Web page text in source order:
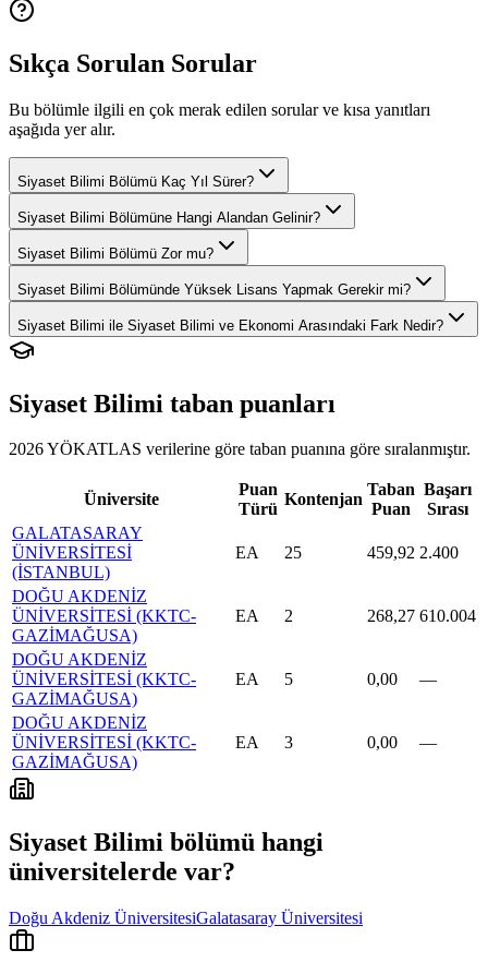
Sıkça Sorulan Sorular
Bu bölümle ilgili en çok merak edilen sorular ve kısa yanıtları
aşağıda yer alır.
Siyaset Bilimi Bölümü Kaç Yıl Sürer?
Siyaset Bilimi Bölümüne Hangi Alandan Gelinir?
Siyaset Bilimi Bölümü Zor mu?
Siyaset Bilimi Bölümünde Yüksek Lisans Yapmak Gerekir mi?
Siyaset Bilimi ile Siyaset Bilimi ve Ekonomi Arasındaki Fark Nedir?
Siyaset Bilimi taban puanları
2026 YÖKATLAS verilerine göre taban puanına göre sıralanmıştır.
Üniversite
Puan
Türü
Kontenjan
Taban
Puan
Başarı
Sırası
GALATASARAY
ÜNİVERSİTESİ
(İSTANBUL)
EA 25 459,92 2.400
DOĞU AKDENİZ
ÜNİVERSİTESİ (KKTC-
GAZİMAĞUSA)
EA 2 268,27 610.004
DOĞU AKDENİZ
ÜNİVERSİTESİ (KKTC-
GAZİMAĞUSA)
EA 5 0,00 —
DOĞU AKDENİZ
ÜNİVERSİTESİ (KKTC-
GAZİMAĞUSA)
EA 3 0,00 —
Siyaset Bilimi bölümü hangi
üniversitelerde var?
Doğu Akdeniz ÜniversitesiGalatasaray Üniversitesi